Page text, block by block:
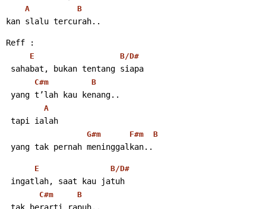
A B
kan slalu tercurah..
Reff :
E B/D#
sahabat, bukan tentang siapa
C#m B
yang t’lah kau kenang..
A
tapi ialah
G#m F#m B
yang tak pernah meninggalkan..
E B/D#
ingatlah, saat kau jatuh
C#m B